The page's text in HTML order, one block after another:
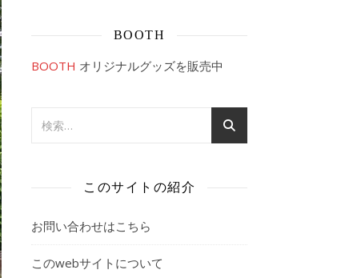
BOOTH
BOOTH オリジナルグッズを販売中
このサイトの紹介
お問い合わせはこちら
このwebサイトについて